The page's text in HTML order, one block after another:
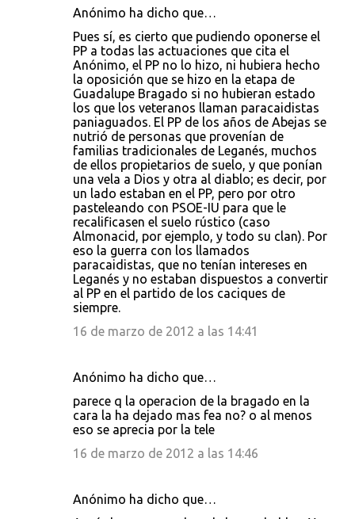
Anónimo ha dicho que…
Pues sí, es cierto que pudiendo oponerse el
PP a todas las actuaciones que cita el
Anónimo, el PP no lo hizo, ni hubiera hecho
la oposición que se hizo en la etapa de
Guadalupe Bragado si no hubieran estado
los que los veteranos llaman paracaidistas
paniaguados. El PP de los años de Abejas se
nutrió de personas que provenían de
familias tradicionales de Leganés, muchos
de ellos propietarios de suelo, y que ponían
una vela a Dios y otra al diablo; es decir, por
un lado estaban en el PP, pero por otro
pasteleando con PSOE-IU para que le
recalificasen el suelo rústico (caso
Almonacid, por ejemplo, y todo su clan). Por
eso la guerra con los llamados
paracaidistas, que no tenían intereses en
Leganés y no estaban dispuestos a convertir
al PP en el partido de los caciques de
siempre.
16 de marzo de 2012 a las 14:41
Anónimo ha dicho que…
parece q la operacion de la bragado en la
cara la ha dejado mas fea no? o al menos
eso se aprecia por la tele
16 de marzo de 2012 a las 14:46
Anónimo ha dicho que…